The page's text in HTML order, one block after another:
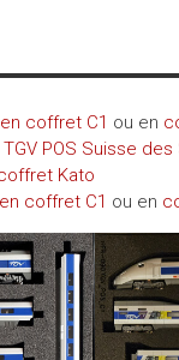
coffret C1 ou en
POS Suisse
Kato
coffret C1 ou en